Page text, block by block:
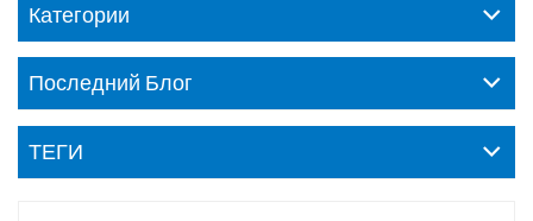
Tiếng Việt
Категории
Последний Блог
ТЕГИ